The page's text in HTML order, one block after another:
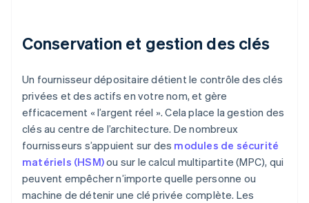
Conservation et gestion des clés
Un fournisseur dépositaire détient le contrôle des clés
privées et des actifs en votre nom, et gère
efficacement « l’argent réel ». Cela place la gestion des
clés au centre de l’architecture. De nombreux
fournisseurs s’appuient sur des modules de sécurité
matériels (HSM)ou sur le calcul multipartite (MPC), qui
peuvent empêcher n’importe quelle personne ou
machine de détenir une clé privée complète. Les